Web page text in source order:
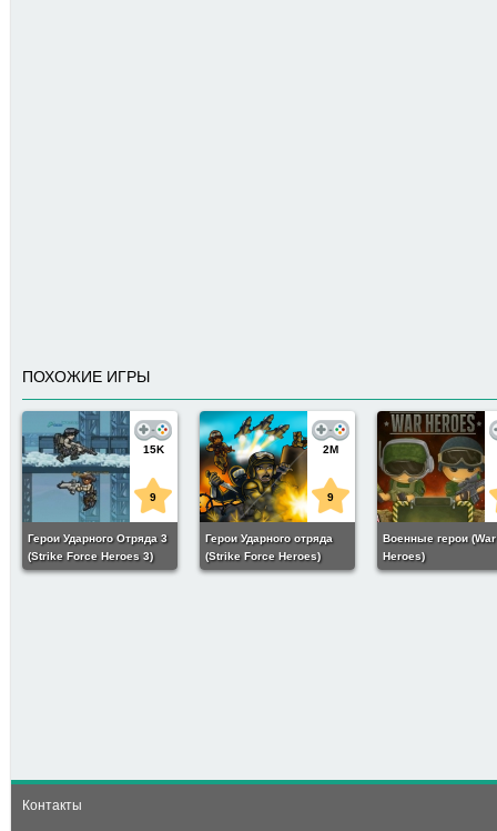
ПОХОЖИЕ ИГРЫ
15K
9
Герои Ударного Отряда 3
(Strike Force Heroes 3)
2M
9
Герои Ударного отряда
(Strike Force Heroes)
Военные герои (War
Heroes)
Контакты